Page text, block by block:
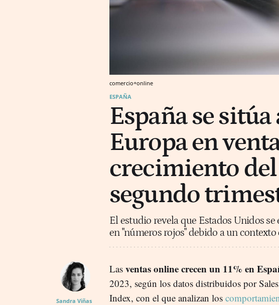
comercio+online
ESPAÑA
España se sitúa
Europa en
crecimiento del
segundo
El estudio revela que Estados Unidos
en "números rojos" debido a un
Sandra Viñas
Las ventas onlinecrecen un 11% en
2023, según los datos distribuidos por
Index, con el que analizan los